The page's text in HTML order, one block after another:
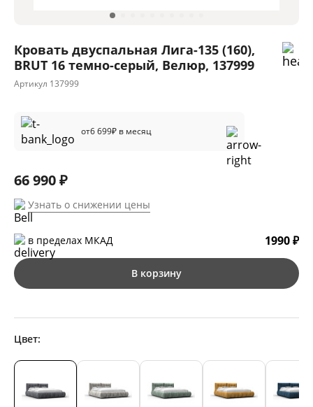
Кровать двуспальная Лига-135 (160),
BRUT 16 темно-серый, Велюр, 137999
Артикул 137999
от6 699₽ в месяц
66 990 ₽
Узнать о снижении цены
в пределах МКАД 1990 ₽
В корзину
Цвет: